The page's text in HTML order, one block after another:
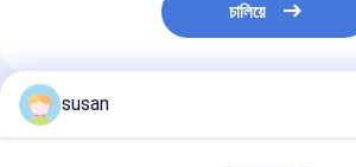
চালিয়ে
প্রস্তাবিত পণ্য
susan